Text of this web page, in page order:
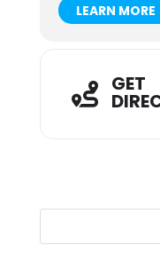
LEARN MORE
GET